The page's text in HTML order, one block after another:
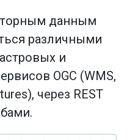
данным
различными
и
OGC (WMS,
через REST